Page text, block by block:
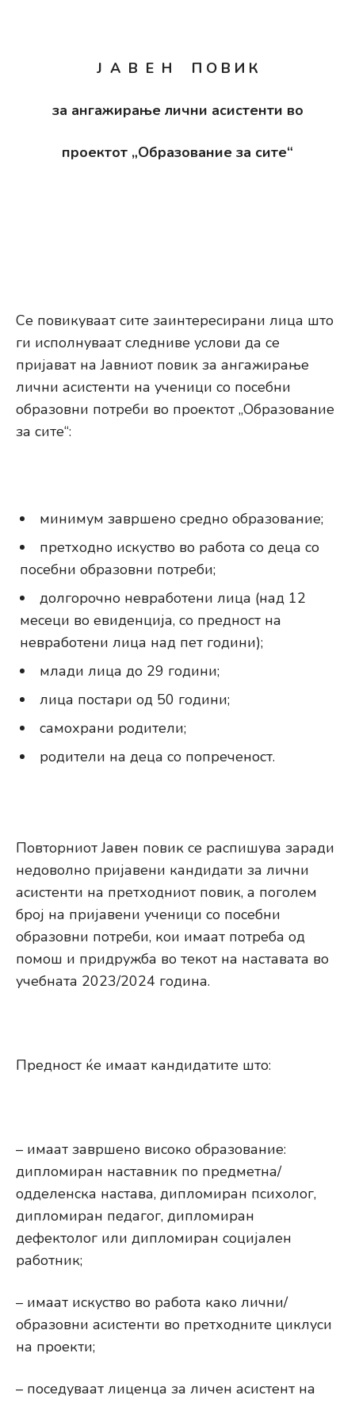
Ј А В Е Н П О В И К
за ангажирање лични асистенти во
проектот „Образование за сите“
Се повикуваат сите заинтересирани лица што
ги исполнуваат следниве услови да се
пријават на Јавниот повик за ангажирање
лични асистенти на ученици со посебни
образовни потреби во проектот „Образование
за сите“:
минимум завршено средно образование;
претходно искуство во работа со деца со
посебни образовни потреби;
долгорочно невработени лица (над 12
месеци во евиденција, со предност на
невработени лица над пет години);
млади лица до 29 години;
лица постари од 50 години;
самохрани родители;
родители на деца со попреченост.
Повторниот Јавен повик се распишува заради
недоволно пријавени кандидати за лични
асистенти на претходниот повик, а поголем
број на пријавени ученици со посебни
образовни потреби, кои имаат потреба од
помош и придружба во текот на наставата во
учебната 2023/2024 година.
Предност ќе имаат кандидатите што:
– имаат завршено високо образование:
дипломиран наставник по предметна/
одделенска настава, дипломиран психолог,
дипломиран педагог, дипломиран
дефектолог или дипломиран социјален
работник;
– имаат искуство во работа како лични/
образовни асистенти во претходните циклуси
на проекти;
– поседуваат лиценца за личен асистент на